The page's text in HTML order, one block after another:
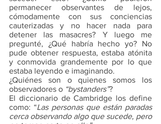
permanecer observantes de lejos,
cómodamente con sus conciencias
cauterizadas y no hacer nada para
detener las masacres? Y luego me
pregunté, ¿Qué habría hecho yo? No
pude obtener respuesta, estaba atónita
y conmovida grandemente por lo que
estaba leyendo e imaginando.
¿Quiénes son o quienes somos los
observadores o “bystanders”?
El diccionario de Cambridge los define
como: “Las personas que están paradas
cerca observando algo que sucede, pero